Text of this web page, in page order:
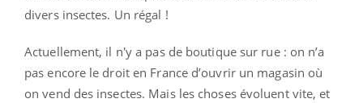
divers insectes. Un régal !
Actuellement, il n'y a pas de boutique sur rue : on n’a
pas encore le droit en France d’ouvrir un magasin où
on vend des insectes. Mais les choses évoluent vite, et